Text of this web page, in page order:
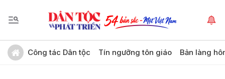
Công tác Dân tộc Tín ngưỡng tôn giáo Bản làng